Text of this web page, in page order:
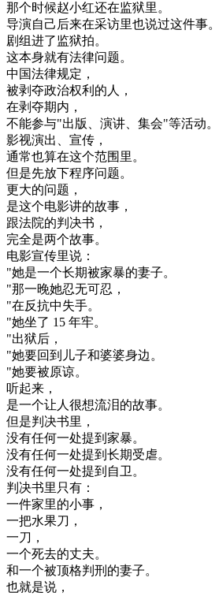
那个时候赵小红还在监狱里。
导演自己 后来在采访里也说过这件事。
剧组进了监狱拍。
这本身就有法律问题。
中国法律规定 ，
被剥夺政治权利 的人 ，
在剥夺期内 ，
不能参与"出版 、 演讲、 集会"等活动。
影视演出 、 宣传 ，
通常也算在这个范围 里。
但是先放下程序问题。
更大的问题 ，
是这个电影讲的故事 ，
跟法院的判决书 ，
完全是两个故事。
电影宣传里说 ：
"她是一个长期被家暴的妻子。
"那一晚她忍无可忍 ，
"在反抗中失手。
"她坐了 15 年牢。
"出狱后 ，
"她要回到 儿子和婆婆身边。
"她要被原谅。
听起来 ，
是一个让人很想流泪的故事。
但是判决书里 ，
没有任何一处提到 家暴。
没有任何一处提到 长期受虐。
没有任何一处提到 自卫。
判决书里 只有 ：
一件家里的小事 ，
一把水果刀 ，
一刀 ，
一个死去的丈夫。
和一个被顶格判刑 的妻子。
也就是说 ，